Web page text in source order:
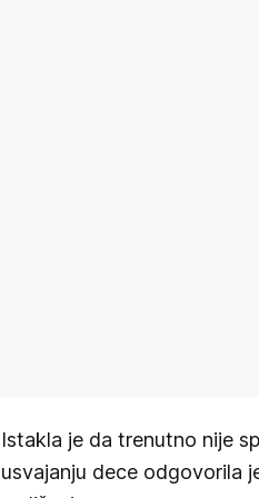
Istakla je da trenutno nije
usvajanju dece odgovorila